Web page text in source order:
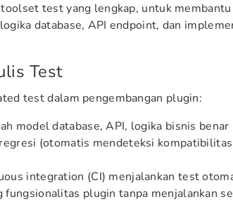
test yang lengkap, untuk
database, API endpoint, dan
Test
test dalam pengembangan plugin:
model database, API, logika bisnis benar
(otomatis mendeteksi
integration (CI) menjalankan test
fungsionalitas plugin tanpa menjalankan